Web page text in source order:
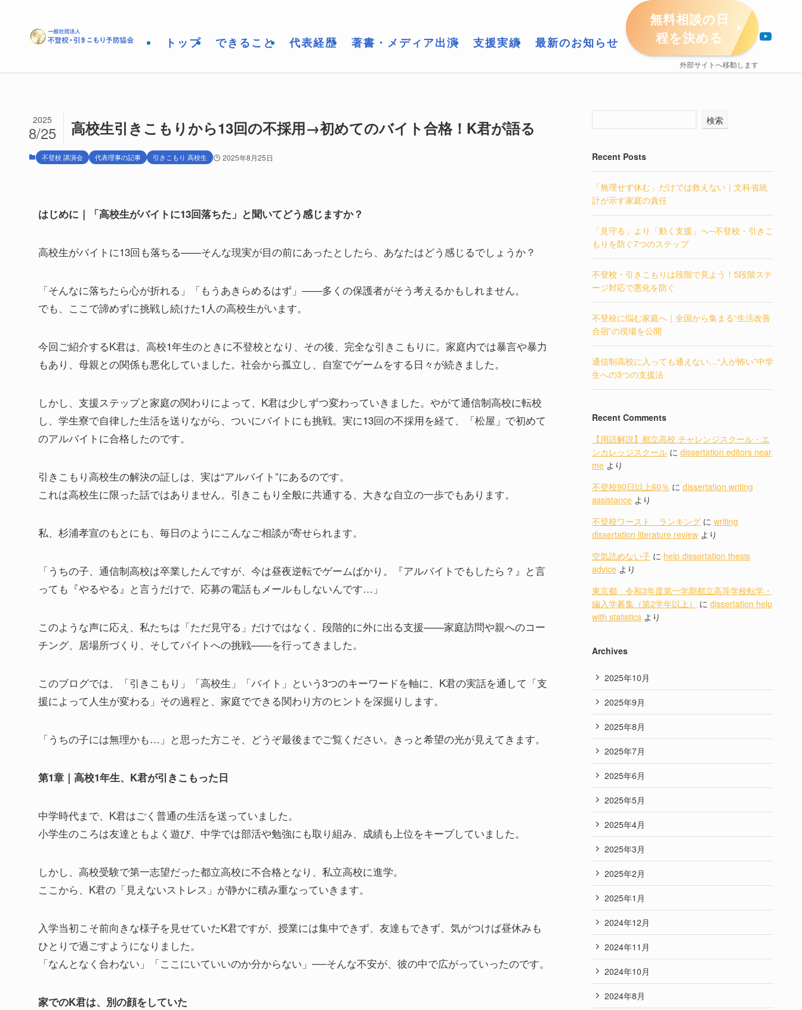
トップ できること 代表経歴 著書・メディア出演 支援実績 最新のお知らせ
無料相談の日
程を決める
外部サイトへ移動します
YouTube
高校生引きこもりから13回の不採用→初めてのバイト合格！K君が語る
2025
8/25
不登校 講演会 代表理事の記事 引きこもり 高校生 2025年8月25日
はじめに｜「高校生がバイトに13回落ちた」と聞いてどう感じますか？
高校生がバイトに13回も落ちる——そんな現実が目の前にあったとしたら、あなたはどう感じるでしょうか？
「そんなに落ちたら心が折れる」「もうあきらめるはず」——多くの保護者がそう考えるかもしれません。
でも、ここで諦めずに挑戦し続けた1人の高校生がいます。
今回ご紹介するK君は、高校1年生のときに不登校となり、その後、完全な引きこもりに。家庭内では暴言や暴力
もあり、母親との関係も悪化していました。社会から孤立し、自室でゲームをする日々が続きました。
しかし、支援ステップと家庭の関わりによって、K君は少しずつ変わっていきました。やがて通信制高校に転校
し、学生寮で自律した生活を送りながら、ついにバイトにも挑戦。実に13回の不採用を経て、「松屋」で初めて
のアルバイトに合格したのです。
引きこもり高校生の解決の証しは、実は“アルバイト”にあるのです。
これは高校生に限った話ではありません。引きこもり全般に共通する、大きな自立の一歩でもあります。
私、杉浦孝宣のもとにも、毎日のようにこんなご相談が寄せられます。
「うちの子、通信制高校は卒業したんですが、今は昼夜逆転でゲームばかり。『アルバイトでもしたら？』と言
っても『やるやる』と言うだけで、応募の電話もメールもしないんです…」
このような声に応え、私たちは「ただ見守る」だけではなく、段階的に外に出る支援——家庭訪問や親へのコー
チング、居場所づくり、そしてバイトへの挑戦——を行ってきました。
このブログでは、「引きこもり」「高校生」「バイト」という3つのキーワードを軸に、K君の実話を通して「支
援によって人生が変わる」その過程と、家庭でできる関わり方のヒントを深掘りします。
「うちの子には無理かも…」と思った方こそ、どうぞ最後までご覧ください。きっと希望の光が見えてきます。
第1章｜高校1年生、K君が引きこもった日
中学時代まで、K君はごく普通の生活を送っていました。
小学生のころは友達ともよく遊び、中学では部活や勉強にも取り組み、成績も上位をキープしていました。
しかし、高校受験で第一志望だった都立高校に不合格となり、私立高校に進学。
ここから、K君の「見えないストレス」が静かに積み重なっていきます。
入学当初こそ前向きな様子を見せていたK君ですが、授業には集中できず、友達もできず、気がつけば昼休みも
ひとりで過ごすようになりました。
「なんとなく合わない」「ここにいていいのか分からない」──そんな不安が、彼の中で広がっていったのです。
家でのK君は、別の顔をしていた
検索
Recent Posts
「無理せず休む」だけでは救えない｜文科省統
計が示す家庭の責任
「見守る」より「動く支援」へ─不登校・引きこ
もりを防ぐ7つのステップ
不登校・引きこもりは段階で見よう！5段階ステ
ージ対応で悪化を防ぐ
不登校に悩む家庭へ｜全国から集まる“生活改善
合宿”の現場を公開
通信制高校に入っても通えない…“人が怖い”中学
生への3つの支援法
Recent Comments
【用語解説】都立高校 チャレンジスクール・エ
ンカレッジスクール に dissertation editors near
me より
不登校90日以上60％ に dissertation writing
assistance より
不登校ワースト ランキング に writing
dissertation literature review より
空気読めない子 に help dissertation thesis
advice より
東京都 令和3年度第一学期都立高等学校転学・
編入学募集（第2学年以上）
に dissertation help
with statistics より
Archives
2025年10月
2025年9月
2025年8月
2025年7月
2025年6月
2025年5月
2025年4月
2025年3月
2025年2月
2025年1月
2024年12月
2024年11月
2024年10月
2024年8月